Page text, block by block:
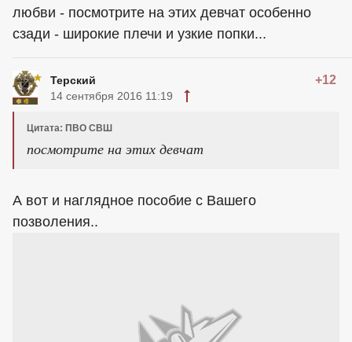
любви - посмотрите на этих девчат особенно
сзади - широкие плечи и узкие попки...
Терский +12
14 сентября 2016 11:19
Цитата: ПВО СВШ
посмотрите на этих девчат
А вот и наглядное пособие с Вашего
позволения..